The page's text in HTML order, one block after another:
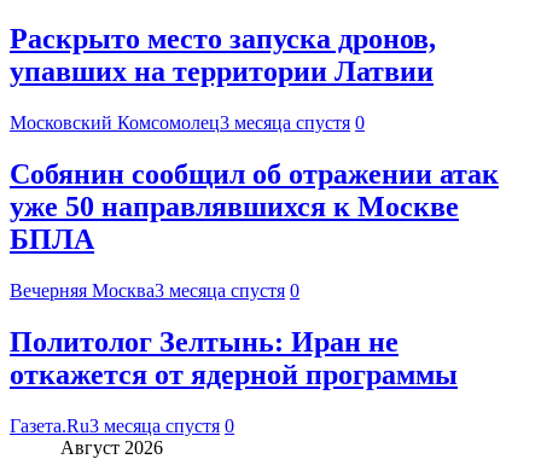
Раскрыто место запуска дронов,
упавших на территории Латвии
Московский Комсомолец3 месяца спустя 0
Собянин сообщил об отражении атак
уже 50 направлявшихся к Москве
БПЛА
Вечерняя Москва3 месяца спустя 0
Политолог Зелтынь: Иран не
откажется от ядерной программы
Газета.Ru3 месяца спустя 0
Август 2026